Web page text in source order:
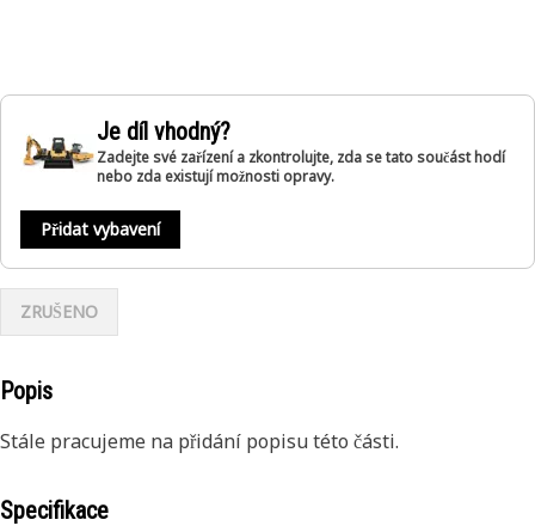
Je díl vhodný?
Zadejte své zařízení a zkontrolujte, zda se tato součást hodí
nebo zda existují možnosti opravy.
Přidat vybavení
ZRUŠENO
Popis
Stále pracujeme na přidání popisu této části.
Specifikace